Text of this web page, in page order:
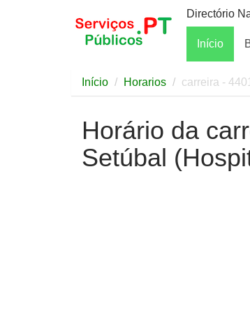
Directório
Início
Início Horarios carreira -
Horário da
Setúbal